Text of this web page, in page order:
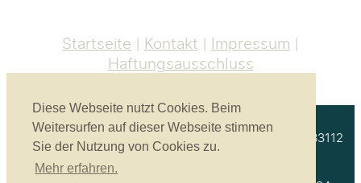
Diese Webseite nutzt Cookies. Beim
Weitersurfen auf dieser Webseite stimmen
Sie der Nutzung von Cookies zu.
Mehr erfahren.
Startseite Kontakt
Impressum
Haftungsausschluss
Akustikbau Heinrich GmbH | Unterprienmühle 4 a | 83112
Frasdorf